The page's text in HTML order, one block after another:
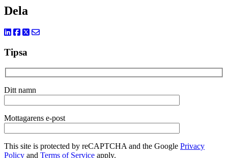
Dela
Tipsa
Ditt namn
Mottagarens e-post
This site is protected by reCAPTCHA and the Google Privacy
Policy and Terms of Service apply.